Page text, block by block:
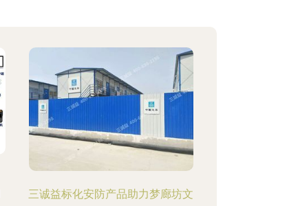
三诚益标化安防产品助力梦廊坊文